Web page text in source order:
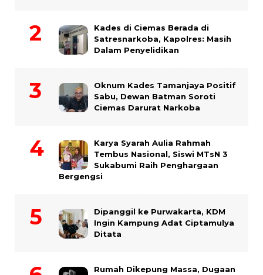
Kades di Ciemas Berada di
Satresnarkoba, Kapolres: Masih
Dalam Penyelidikan
Oknum Kades Tamanjaya Positif
Sabu, Dewan Batman Soroti
Ciemas Darurat Narkoba
Karya Syarah Aulia Rahmah
Tembus Nasional, Siswi MTsN 3
Sukabumi Raih Penghargaan
Bergengsi
Dipanggil ke Purwakarta, KDM
Ingin Kampung Adat Ciptamulya
Ditata
Rumah Dikepung Massa, Dugaan